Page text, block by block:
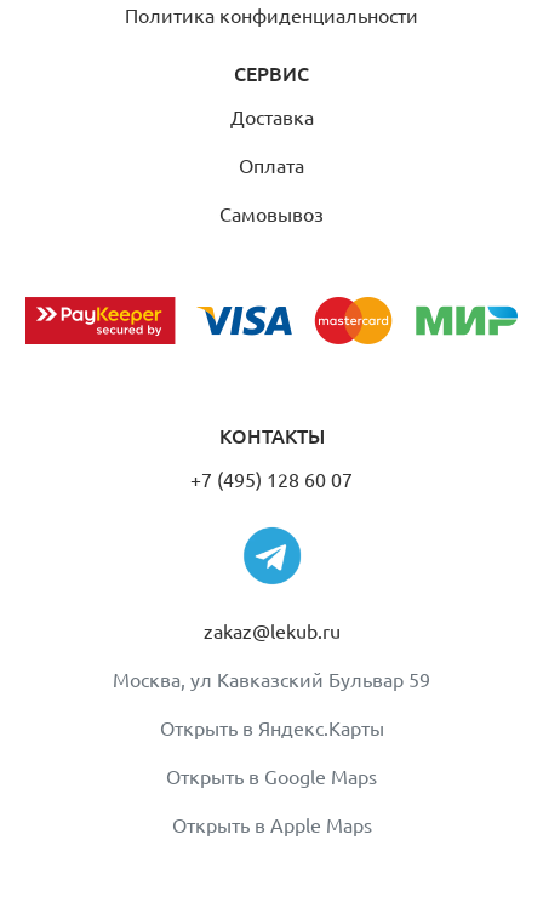
Политика конфиденциальности
СЕРВИС
Доставка
Оплата
Самовывоз
КОНТАКТЫ
+7 (495) 128 60 07
zakaz@lekub.ru
Москва, ул Кавказский Бульвар 59
Открыть в Яндекс.Карты
Открыть в Google Maps
Открыть в Apple Maps